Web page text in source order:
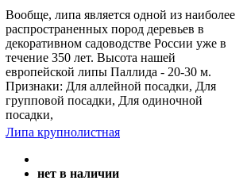
Вообще, липа является одной из наиболее
распространенных пород деревьев в
декоративном садоводстве России уже в
течение 350 лет. Высота нашей
европейской липы Паллида - 20-30 м.
Признаки: Для аллейной посадки, Для
групповой посадки, Для одиночной
посадки,
Липа крупнолистная
нет в наличии